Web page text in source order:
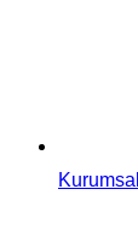
Kurumsal